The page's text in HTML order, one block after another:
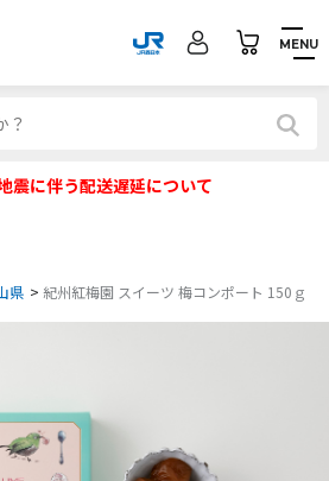
MENU
震に伴う配送遅延について
県 > 紀州紅梅園 スイーツ 梅コンポート 150ｇ